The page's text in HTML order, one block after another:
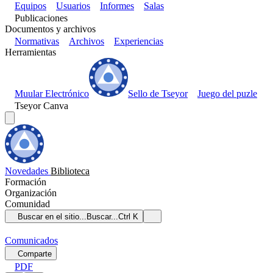
Equipos Usuarios Informes
Salas
Publicaciones
Documentos y archivos
Normativas
Archivos
Experiencias
Herramientas
Muular Electrónico Sello de Tseyor
Juego del puzle
Tseyor Canva
Novedades Biblioteca
Formación
Organización
Comunidad
Buscar en el sitio... Buscar...Ctrl K
Comunicados
Comparte
PDF